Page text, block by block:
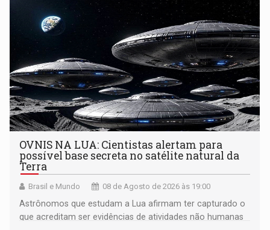
OVNIS NA LUA: Cientistas alertam para
possível base secreta no satélite natural da
Terra
Brasil e Mundo 08 de Agosto de 2026 às 19:00
Astrônomos que estudam a Lua afirmam ter capturado o
que acreditam ser evidências de atividades não humanas